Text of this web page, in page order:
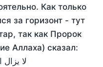
Как только
за горизонт - тут
так как Пророк
Аллаха) сказал:
لا